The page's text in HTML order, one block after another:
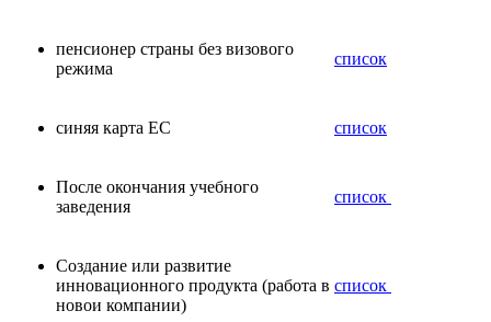
пенсионер страны без визового
режима
список
синяя карта ЕС список
После окончания учебного
заведения
список
Создание или развитие
инновационного продукта (работа в
новои компании)
список